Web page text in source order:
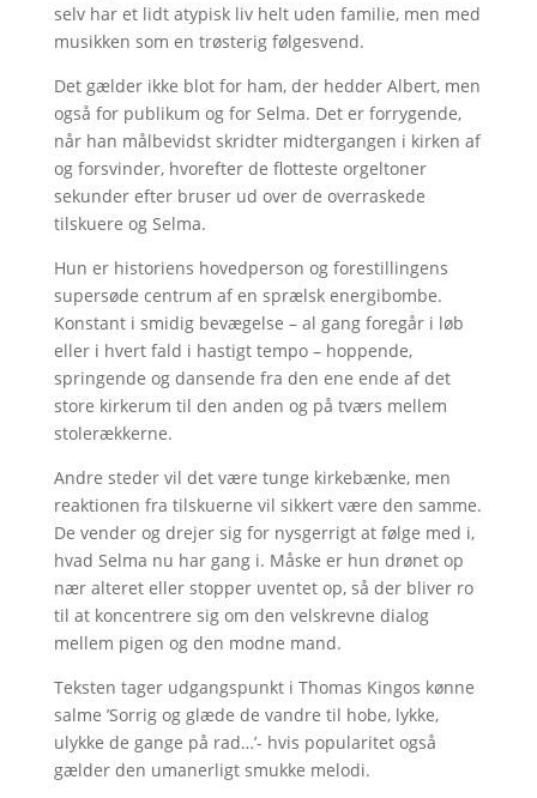
selv har et lidt atypisk liv helt uden familie, men med
musikken som en trøsterig følgesvend.
Det gælder ikke blot for ham, der hedder Albert, men
også for publikum og for Selma. Det er forrygende,
når han målbevidst skridter midtergangen i kirken af
og forsvinder, hvorefter de flotteste orgeltoner
sekunder efter bruser ud over de overraskede
tilskuere og Selma.
Hun er historiens hovedperson og forestillingens
supersøde centrum af en sprælsk energibombe.
Konstant i smidig bevægelse – al gang foregår i løb
eller i hvert fald i hastigt tempo – hoppende,
springende og dansende fra den ene ende af det
store kirkerum til den anden og på tværs mellem
stolerækkerne.
Andre steder vil det være tunge kirkebænke, men
reaktionen fra tilskuerne vil sikkert være den samme.
De vender og drejer sig for nysgerrigt at følge med i,
hvad Selma nu har gang i. Måske er hun drønet op
nær alteret eller stopper uventet op, så der bliver ro
til at koncentrere sig om den velskrevne dialog
mellem pigen og den modne mand.
Teksten tager udgangspunkt i Thomas Kingos kønne
salme ’Sorrig og glæde de vandre til hobe, lykke,
ulykke de gange på rad…’- hvis popularitet også
gælder den umanerligt smukke melodi.